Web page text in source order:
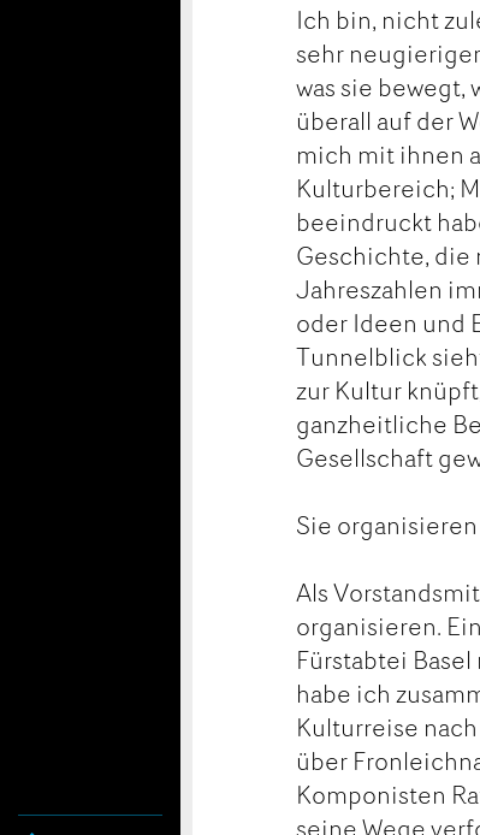
Ich bin, nicht
sehr
was sie bewegt,
überall auf der
mich mit ihnen
Kulturbereich;
beeindruckt
Geschichte, die
Jahreszahlen
oder Ideen und
Tunnelblick
zur Kultur
ganzheitliche
Gesellschaft
Sie
Als
organisieren.
Fürstabtei
habe ich
Kulturreise
über
Komponisten
seine Wege